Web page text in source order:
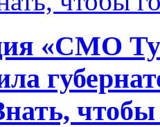
«СМО